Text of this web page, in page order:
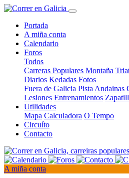
Portada
A miña conta
Calendario
Foros
Todos
Carreras Populares Montaña
Diarios Kedadas Fotos
Fuera de Galicia Pista Andainas
Lesiones Entrenamientos
Utilidades
Mapa Calculadora O Tempo
Circuíto
Contacto
A miña conta